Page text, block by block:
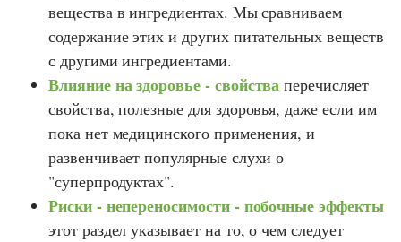
вещества в ингредиентах. Мы сравниваем
содержание этих и других питательных веществ
с другими ингредиентами.
Влияние на здоровье - свойстваперечисляет
свойства, полезные для здоровья, даже если им
пока нет медицинского применения, и
развенчивает популярные слухи о
"суперпродуктах".
Риски - непереносимости - побочные эффекты
этот раздел указывает на то, о чем следует